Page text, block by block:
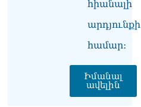
հիանալի
արդյունքի
համար։
Իմանալ
ավելին